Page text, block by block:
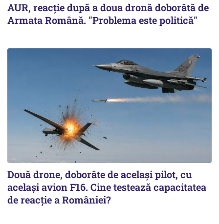
AUR, reacţie după a doua dronă doborâtă de
Armata Română. "Problema este politică"
Două drone, doborâte de acelaşi pilot, cu
acelaşi avion F16. Cine testează capacitatea
de reacţie a României?